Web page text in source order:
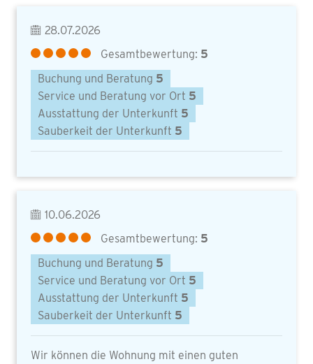
28.07.2026
Gesamtbewertung: 5
Buchung und Beratung 5
Service und Beratung vor Ort 5
Ausstattung der Unterkunft 5
Sauberkeit der Unterkunft 5
10.06.2026
Gesamtbewertung: 5
Buchung und Beratung 5
Service und Beratung vor Ort 5
Ausstattung der Unterkunft 5
Sauberkeit der Unterkunft 5
Wir können die Wohnung mit einen guten